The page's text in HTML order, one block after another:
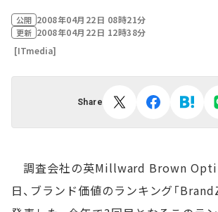
公開 2008年04月22日 08時21分
更新 2008年04月22日 12時38分
[ITmedia]
Share
調査会社の英Millward Brown
日、ブランド価値のランキング「